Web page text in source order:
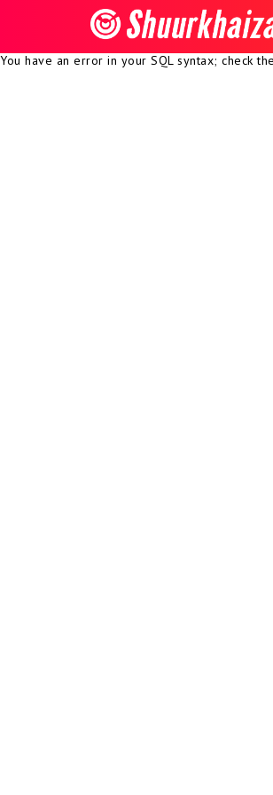
You have an error in your SQL syntax; check